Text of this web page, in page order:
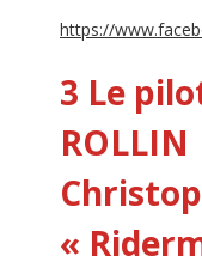
https://
3 Le
ROLLIN
«